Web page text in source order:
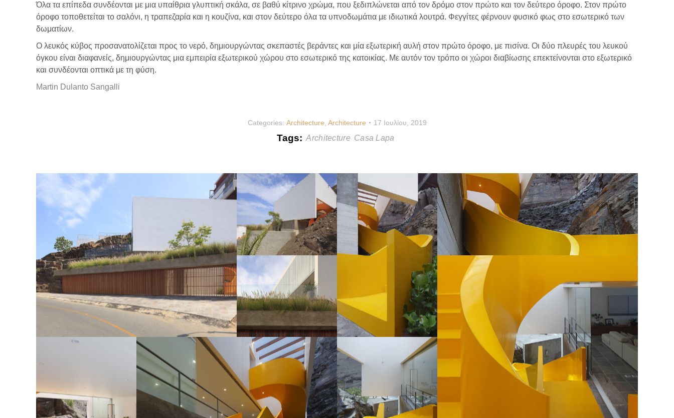
Όλα τα επίπεδα συνδέονται με μια υπαίθρια γλυπτική σκάλα, σε βαθύ κίτρινο χρώμα, που ξεδιπλώνεται από τον δρόμο στον πρώτο και τον δεύτερο όροφο. Στον πρώτο
όροφο τοποθετείται το σαλόνι, η τραπεζαρία και η κουζίνα, και στον δεύτερο όλα τα υπνοδωμάτια με ιδιωτικά λουτρά. Φεγγίτες φέρνουν φυσικό φως στο εσωτερικό των
δωματίων.
Ο λευκός κύβος προσανατολίζεται προς το νερό, δημιουργώντας σκεπαστές βεράντες και μία εξωτερική αυλή στον πρώτο όροφο, με πισίνα. Οι δύο πλευρές του λευκού
όγκου είναι διαφανείς, δημιουργώντας μια εμπειρία εξωτερικού χώρου στο εσωτερικό της κατοικίας. Με αυτόν τον τρόπο οι χώροι διαβίωσης επεκτείνονται στο εξωτερικό
και συνδέονται οπτικά με τη φύση.
Martin Dulanto Sangalli
Categories: Architecture Architecture 17 Ιουλίου, 2019
Tags: Architecture Casa Lapa